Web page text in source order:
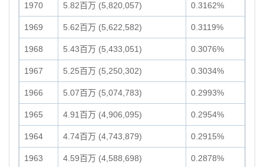
1970 5.82百万 (5,820,057) 0.3162%
1969 5.62百万 (5,622,582) 0.3119%
1968 5.43百万 (5,433,051) 0.3076%
1967 5.25百万 (5,250,302) 0.3034%
1966 5.07百万 (5,074,783) 0.2993%
1965 4.91百万 (4,906,095) 0.2954%
1964 4.74百万 (4,743,879) 0.2915%
1963 4.59百万 (4,588,698) 0.2878%